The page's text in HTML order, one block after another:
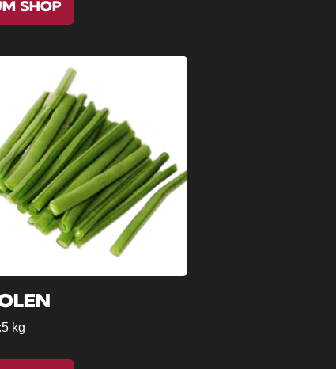
SHOP
5 kg